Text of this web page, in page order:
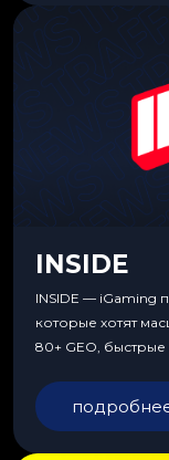
INSIDE
INSIDE — iGaming
которые хотят
80+ GEO,